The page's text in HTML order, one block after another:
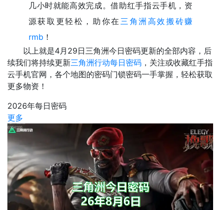
几小时就能高效完成。借助红手指云手机，资
源获取更轻松，助你在 三角洲高效搬砖赚
rmb ！
以上就是4月29日三角洲今日密码更新的全部内容，后
续我们将持续更新三角洲行动每日密码 ，关注或收藏红手指
云手机官网，各个地图的密码门锁密码一手掌握，轻松获取
更多物资！
2026年每日密码
更多